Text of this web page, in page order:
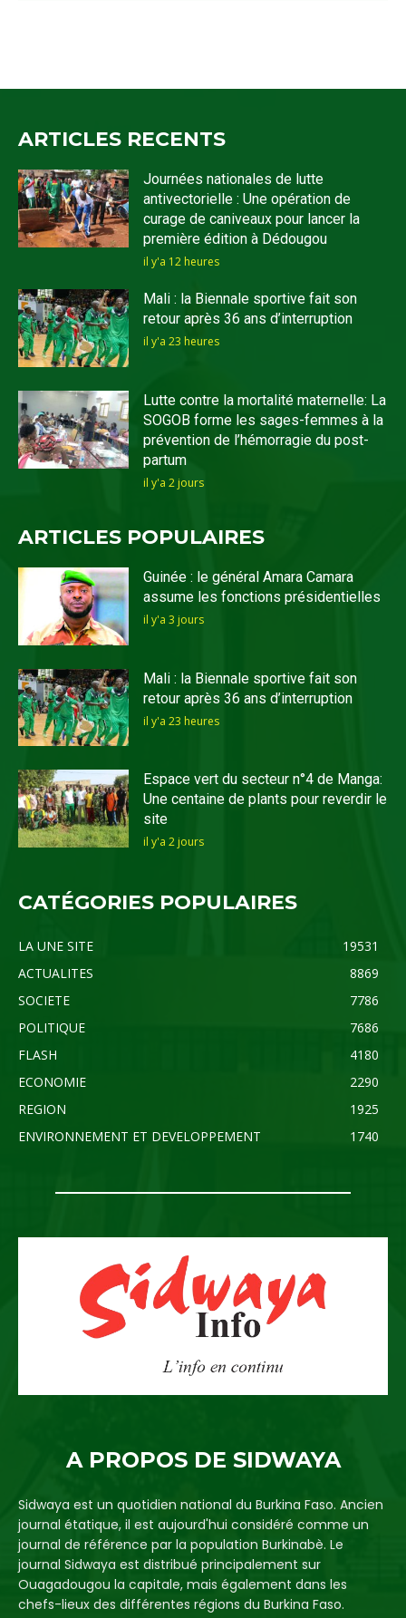
ARTICLES RECENTS
Journées nationales de lutte
antivectorielle : Une opération de
curage de caniveaux pour lancer la
première édition à Dédougou
il y'a 12 heures
Mali : la Biennale sportive fait son
retour après 36 ans d’interruption
il y'a 23 heures
Lutte contre la mortalité maternelle: La
SOGOB forme les sages-femmes à la
prévention de l’hémorragie du post-
partum
il y'a 2 jours
ARTICLES POPULAIRES
Guinée : le général Amara Camara
assume les fonctions présidentielles
il y'a 3 jours
Mali : la Biennale sportive fait son
retour après 36 ans d’interruption
il y'a 23 heures
Espace vert du secteur n°4 de Manga:
Une centaine de plants pour reverdir le
site
il y'a 2 jours
CATÉGORIES POPULAIRES
LA UNE SITE
19531
ACTUALITES
8869
SOCIETE
7786
POLITIQUE
7686
FLASH
4180
ECONOMIE
2290
REGION
1925
ENVIRONNEMENT ET DEVELOPPEMENT
1740
A PROPOS DE SIDWAYA
Sidwaya est un quotidien national du Burkina Faso. Ancien
journal étatique, il est aujourd'hui considéré comme un
journal de référence par la population Burkinabè. Le
journal Sidwaya est distribué principalement sur
Ouagadougou la capitale, mais également dans les
chefs-lieux des différentes régions du Burkina Faso.